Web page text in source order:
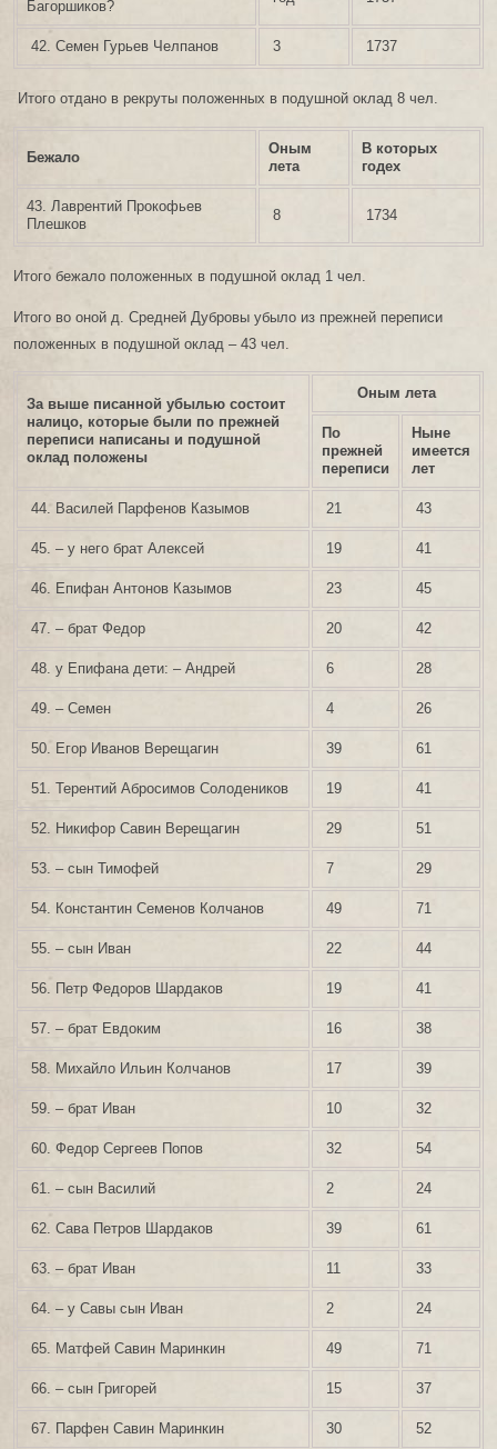
Багоршиков?
42. Семен Гурьев Челпанов 3 1737
Итого отдано в рекруты положенных в подушной оклад 8 чел.
Бежало
Оным
лета
В которых
годех
43. Лаврентий Прокофьев
Плешков
8 1734
Итого бежало положенных в подушной оклад 1 чел.
Итого во оной д. Средней Дубровы убыло из прежней переписи
положенных в подушной оклад – 43 чел.
За выше писанной убылью состоит
налицо, которые были по прежней
переписи написаны и подушной
оклад положены
Оным лета
По
прежней
переписи
Ныне
имеется
лет
44. Василей Парфенов Казымов 21 43
45. – у него брат Алексей 19 41
46. Епифан Антонов Казымов 23 45
47. – брат Федор 20 42
48. у Епифана дети: – Андрей 6 28
49. – Семен 4 26
50. Егор Иванов Верещагин 39 61
51. Терентий Абросимов Солодеников 19 41
52. Никифор Савин Верещагин 29 51
53. – сын Тимофей 7 29
54. Константин Семенов Колчанов 49 71
55. – сын Иван 22 44
56. Петр Федоров Шардаков 19 41
57. – брат Евдоким 16 38
58. Михайло Ильин Колчанов 17 39
59. – брат Иван 10 32
60. Федор Сергеев Попов 32 54
61. – сын Василий 2 24
62. Сава Петров Шардаков 39 61
63. – брат Иван 11 33
64. – у Савы сын Иван 2 24
65. Матфей Савин Маринкин 49 71
66. – сын Григорей 15 37
67. Парфен Савин Маринкин 30 52